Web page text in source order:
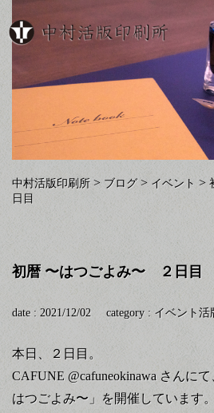
中村活版印刷所 > ブログ > イベント >
日目
初暦 〜はつごよみ〜 ２日目
date : 2021/12/02 category : イベント 活
本日、２日目。
CAFUNE @cafuneokinawa さんに
はつごよみ〜」を開催しています。